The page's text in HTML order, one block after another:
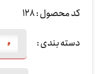
کد محصول :128
دسته بندی :